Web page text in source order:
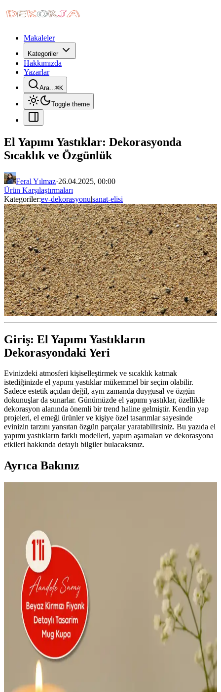
Makaleler
Kategoriler
Hakkımızda
Yazarlar
Ara...⌘K
Toggle theme
El Yapımı Yastıklar: Dekorasyonda
Sıcaklık ve Özgünlük
Feral Yılmaz·26.04.2025, 00:00
Ürün Karşılaştırmaları
Kategoriler:ev-dekorasyonu|sanat-elisi
Giriş: El Yapımı Yastıkların
Dekorasyondaki Yeri
Evinizdeki atmosferi kişiselleştirmek ve sıcaklık katmak
istediğinizde el yapımı yastıklar mükemmel bir seçim olabilir.
Sadece estetik açıdan değil, aynı zamanda duygusal ve özgün
dokunuşlar da sunarlar. Günümüzde el yapımı yastıklar, özellikle
dekorasyon alanında önemli bir trend haline gelmiştir. Kendin yap
projeleri, el emeği ürünler ve kişiye özel tasarımlar sayesinde
evinizin tarzını yansıtan özgün parçalar yaratabilirsiniz. Bu yazıda el
yapımı yastıkların farklı modelleri, yapım aşamaları ve dekorasyona
etkileri hakkında detaylı bilgiler bulacaksınız.
Ayrıca Bakınız
Yüksek kargo ücretleri ve sınırlı stok nedeniyle orijinal ürün erişimi
zorlaşırken, replikalar alternatif oluşturuyor.
ColorTouch Ajanda ve LiyaCraft Vintage Sticker
Setleri Karşılaştırması
ColorTouch ve LiyaCraft sticker setleri, farklı tasarım ve kullanım
özellikleriyle ajanda ve projelerinize kişisel dokunuşlar katıyor.
Hangi ürün sizin ihtiyaçlarınıza uygun? İşte detaylar.
Ahşap Dekoratif Tepsi: Doğal Şıklık ve
Fonksiyonellik Bir Arada
Doğal ahşap tepsiler, estetik ve fonksiyonel kullanım sağlar, ev
dekorasyonuna sıcaklık katar, farklı modeller ve tasarımlarla
kişiselleştirilebilir.